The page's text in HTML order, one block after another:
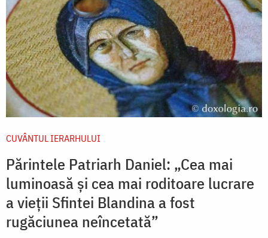
CUVÂNTUL IERARHULUI
Părintele Patriarh Daniel: „Cea mai
luminoasă și cea mai roditoare lucrare
a vieții Sfintei Blandina a fost
rugăciunea neîncetată”